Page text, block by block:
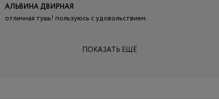
АЛЬВИНА ДВИРНАЯ
отличная тушь! пользуюсь с удовольствием.
ПОКАЗАТЬ ЕЩЁ